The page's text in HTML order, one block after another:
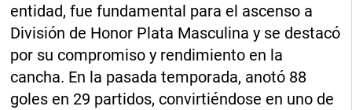
entidad, fue fundamental para el ascenso a
División de Honor Plata Masculina y se destacó
por su compromiso y rendimiento en la
cancha. En la pasada temporada, anotó 88
goles en 29 partidos, convirtiéndose en uno de